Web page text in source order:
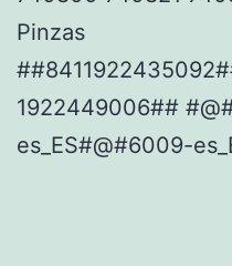
Pinzas
1922449006##
es_ES#@#6009-